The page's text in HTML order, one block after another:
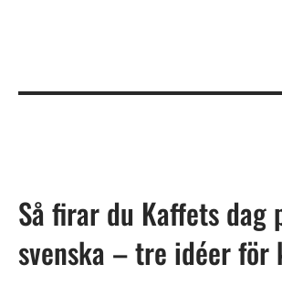
Så firar du Kaffets dag
svenska – tre idéer för